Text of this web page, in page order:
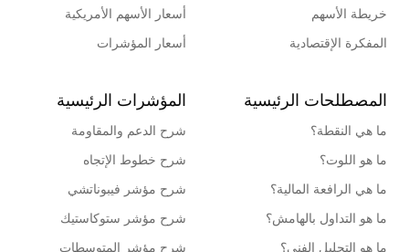
خريطة الأسهم
المفكرة الإقتصادية
أسعار الأسهم الأمريكية
أسعار المؤشرات
المصطلحات الرئيسية
ما هي النقطة؟
ما هو اللوت؟
ما هي الرافعة المالية؟
ما هو التداول بالهامش؟
ما هو التحليل الفني؟
المؤشرات الرئيسية
شرح الدعم والمقاومة
شرح خطوط الإتجاه
شرح مؤشر فيبوناتشي
شرح مؤشر ستوكاستيك
شرح مؤشر المتوسطات